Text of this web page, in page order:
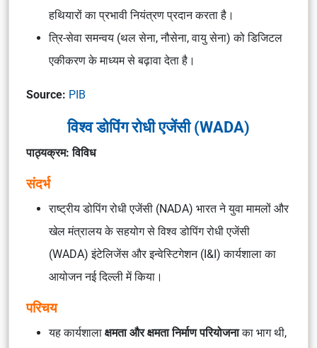
हथियारों का प्रभावी नियंत्रण प्रदान करता है।
त्रि-सेवा समन्वय (थल सेना, नौसेना, वायु सेना) को डिजिटल
एकीकरण के माध्यम से बढ़ावा देता है।
Source: PIB
विश्व डोपिंग रोधी एजेंसी (WADA)
पाठ्यक्रम: विविध
संदर्भ
राष्ट्रीय डोपिंग रोधी एजेंसी (NADA) भारत ने युवा मामलों और
खेल मंत्रालय के सहयोग से विश्व डोपिंग रोधी एजेंसी
(WADA) इंटेलिजेंस और इन्वेस्टिगेशन (I&I) कार्यशाला का
आयोजन नई दिल्ली में किया।
परिचय
यह कार्यशाला क्षमता और क्षमता निर्माण परियोजनाका भाग थी,